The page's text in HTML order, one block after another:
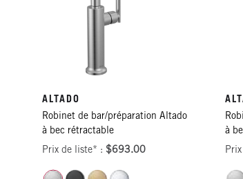
ALTADO
Robinet de bar/préparation Altado
à bec rétractable
Prix de liste* : $693.00
à